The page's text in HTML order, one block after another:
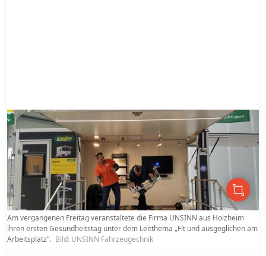
Am vergangenen Freitag veranstaltete die Firma UNSINN aus Holzheim
ihren ersten Gesundheitstag unter dem Leitthema „Fit und ausgeglichen am
Arbeitsplatz“. Bild: UNSINN Fahrzeugechnik